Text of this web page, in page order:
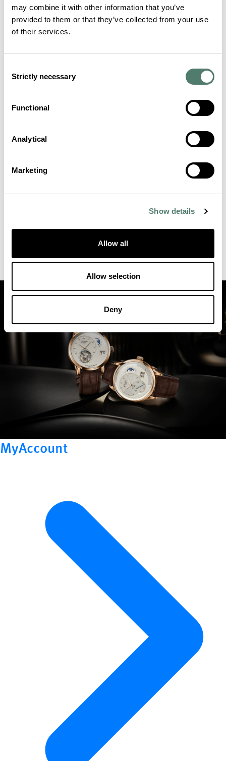
may combine it with other information that you’ve
provided to them or that they’ve collected from your use
of their services.
Selection
Strictly necessary
Functional
Analytical
Marketing
Show details
Allow all
Allow selection
Deny
MyAccount